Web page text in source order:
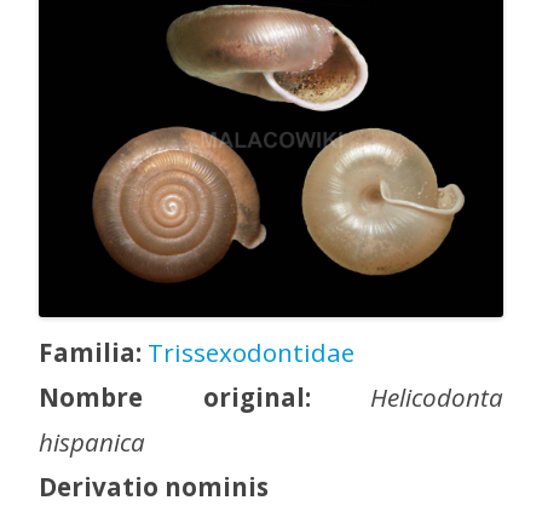
Familia: Trissexodontidae
Nombre original:
Helicodonta
hispanica
Derivatio nominis